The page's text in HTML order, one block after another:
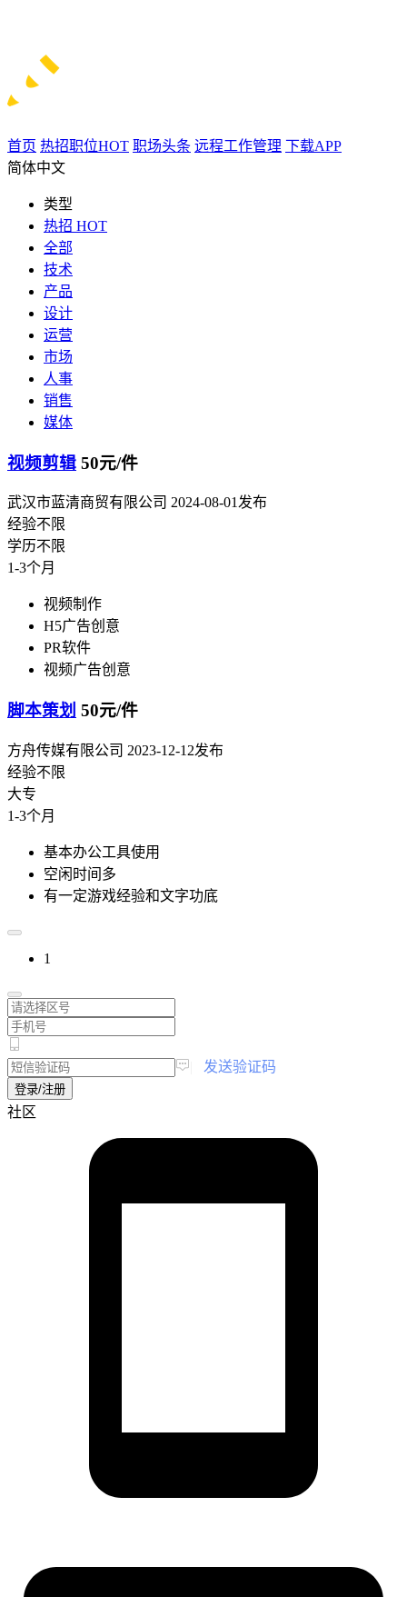
首页 热招职位HOT 职场头条 远程工作管理 下载APP
简体中文
类型
热招 HOT
全部
技术
产品
设计
运营
市场
人事
销售
媒体
视频剪辑 50元/件
武汉市蓝清商贸有限公司 2024-08-01发布
经验不限
学历不限
1-3个月
视频制作
H5广告创意
PR软件
视频广告创意
脚本策划 50元/件
方舟传媒有限公司 2023-12-12发布
经验不限
大专
1-3个月
基本办公工具使用
空闲时间多
有一定游戏经验和文字功底
1
发送验证码
登录/注册
社区